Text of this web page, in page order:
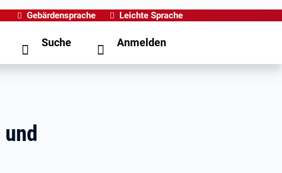
Gebärdensprache Leichte Sprache
Suche Anmelden